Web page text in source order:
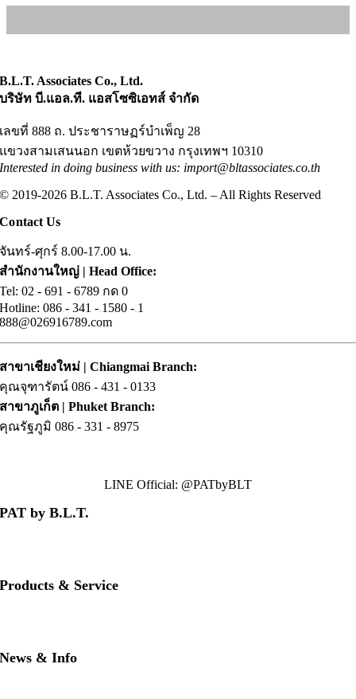
B.L.T. Associates Co., Ltd.
บริษัท บี.แอล.ที. แอสโซซิเอทส์ จำกัด
เลขที่ 888 ถ. ประชาราษฏร์บำเพ็ญ 28
แขวงสามเสนนอก เขตห้วยขวาง กรุงเทพฯ 10310
Interested in doing business with us: import@bltassociates.co.th
© 2019-2026 B.L.T. Associates Co., Ltd. – All Rights Reserved
Contact Us
จันทร์-ศุกร์ 8.00-17.00 น.
สำนักงานใหญ่ | Head Office:
Tel: 02.- 691 - 6789 กด 0
Hotline: 086.- 341 -.1580 -.1
888@026916789.com
สาขาเชียงใหม่ | Chiangmai Branch:
คุณจุฑารัตน์ 086.- 431 - 0133
สาขาภูเก็ต | Phuket Branch:
คุณรัฐภูมิ 086.- 331 - 8975
LINE Official: @PATbyBLT
PAT by B.L.T.
Products & Service
News & Info